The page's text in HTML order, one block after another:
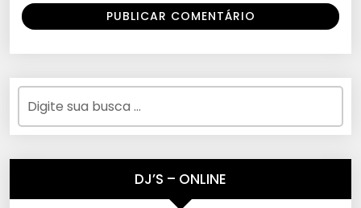
DJ’S – ONLINE